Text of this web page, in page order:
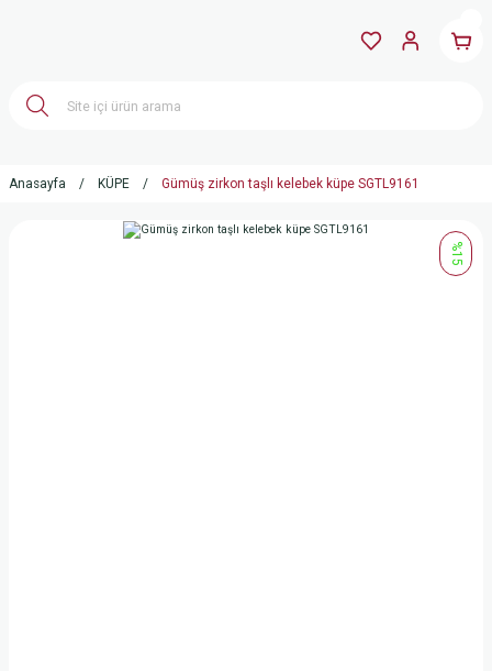
Anasayfa KÜPE Gümüş zirkon taşlı kelebek küpe SGTL9161
%15